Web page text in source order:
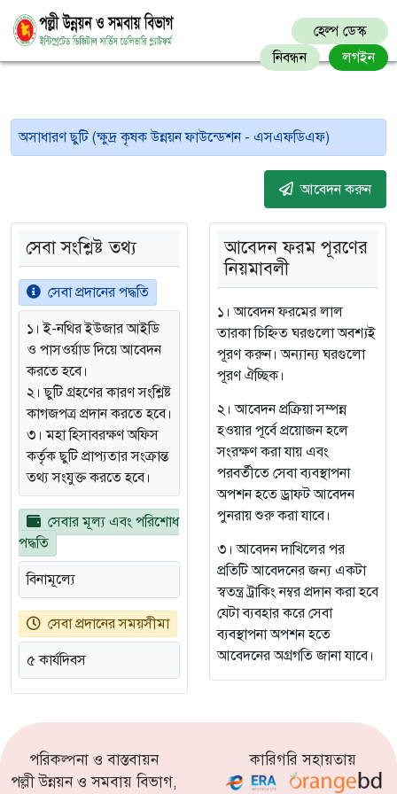
হেল্প ডেস্ক
নিবন্ধন
লগইন
অসাধারণ ছুটি (ক্ষুদ্র কৃষক উন্নয়ন ফাউন্ডেশন - এসএফডিএফ)
আবেদন করুন
সেবা সংশ্লিষ্ট তথ্য
সেবা প্রদানের পদ্ধতি
১। ই-নথির ইউজার আইডি
ও পাসওর্য়াড দিয়ে আবেদন
করতে হবে।
২। ছুটি গ্রহণের কারণ সংশ্লিষ্ট
কাগজপত্র প্রদান করতে হবে।
৩। মহা হিসাবরক্ষণ অফিস
কর্তৃক ছুটি প্রাপ্যতার সংক্রান্ত
তথ্য সংযুক্ত করতে হবে।
সেবার মূল্য এবং পরিশোধ
পদ্ধতি
বিনামূল্যে
সেবা প্রদানের সময়সীমা
৫ কার্যদিবস
আবেদন ফরম পূরণের
নিয়মাবলী
১। আবেদন ফরমের লাল
তারকা চিহ্নিত ঘরগুলো অবশ্যই
পূরণ করুন। অন্যান্য ঘরগুলো
পূরণ ঐচ্ছিক।
২। আবেদন প্রক্রিয়া সম্পন্ন
হওয়ার পূর্বে প্রয়োজন হলে
সংরক্ষণ করা যায় এবং
পরবর্তীতে সেবা ব্যবস্থাপনা
অপশন হতে ড্রাফট আবেদন
পুনরায় শুরু করা যাবে।
৩। আবেদন দাখিলের পর
প্রতিটি আবেদনের জন্য একটা
স্বতন্ত্র ট্রাকিং নম্বর প্রদান করা হবে
যেটা ব্যবহার করে সেবা
ব্যবস্থাপনা অপশন হতে
আবেদনের অগ্রগতি জানা যাবে।
পরিকল্পনা ও বাস্তবায়ন
পল্লী উন্নয়ন ও সমবায় বিভাগ,
কারিগরি সহায়তায়